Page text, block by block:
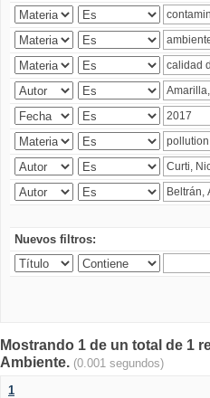
Nuevos filtros:
Mostrando 1 de un total de 1
Ambiente. (0.001 segundos)
1